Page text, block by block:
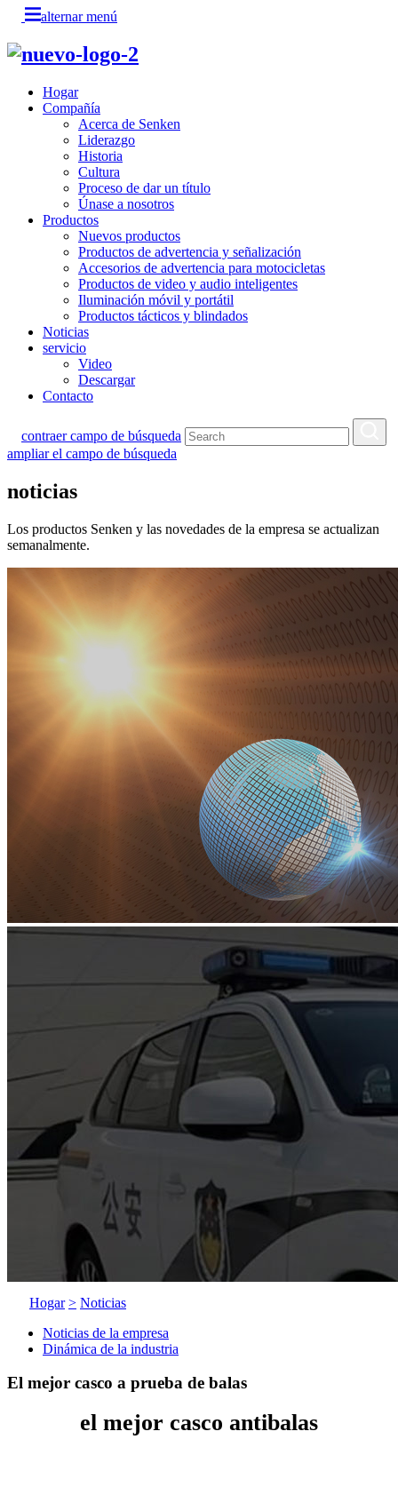
alternar menú
Hogar
Compañía
Acerca de Senken
Liderazgo
Historia
Cultura
Proceso de dar un título
Únase a nosotros
Productos
Nuevos productos
Productos de advertencia y señalización
Accesorios de advertencia para motocicletas
Productos de video y audio inteligentes
Iluminación móvil y portátil
Productos tácticos y blindados
Noticias
servicio
Video
Descargar
Contacto
contraer campo de búsqueda
ampliar el campo de búsqueda
noticias
Los productos Senken y las novedades de la empresa se actualizan
semanalmente.
Hogar > Noticias
Noticias de la empresa
Dinámica de la industria
El mejor casco a prueba de balas
el mejor casco antibalas